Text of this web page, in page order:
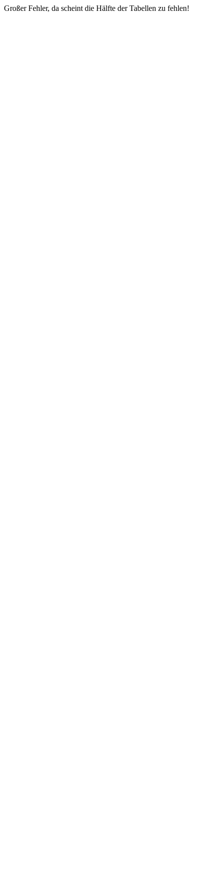
Großer Fehler, da scheint die Hälfte der Tabellen zu fehlen!